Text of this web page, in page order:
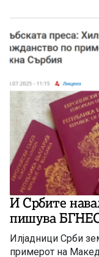
пругата од
„Дозволете ми да
овој проект и […]
И Србите
пишува
Илјадници Срби
примерот на